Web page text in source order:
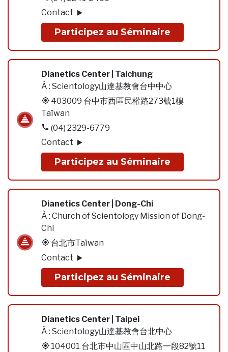
Contact
Participez au Séminaire
Dianetics Center | Taichung
À : Scientology山達基教會台中中心
403009 台中市西區民權路273號1樓
Taïwan
(04) 2329-6779
Contact
Participez au Séminaire
Dianetics Center | Dong-Chi
À : Church of Scientology Mission of Dong-
Chi
台北市Taïwan
Contact
Participez au Séminaire
Dianetics Center | Taipei
À : Scientology山達基教會台北中心
104001 台北市中山區中山北路一段82號11